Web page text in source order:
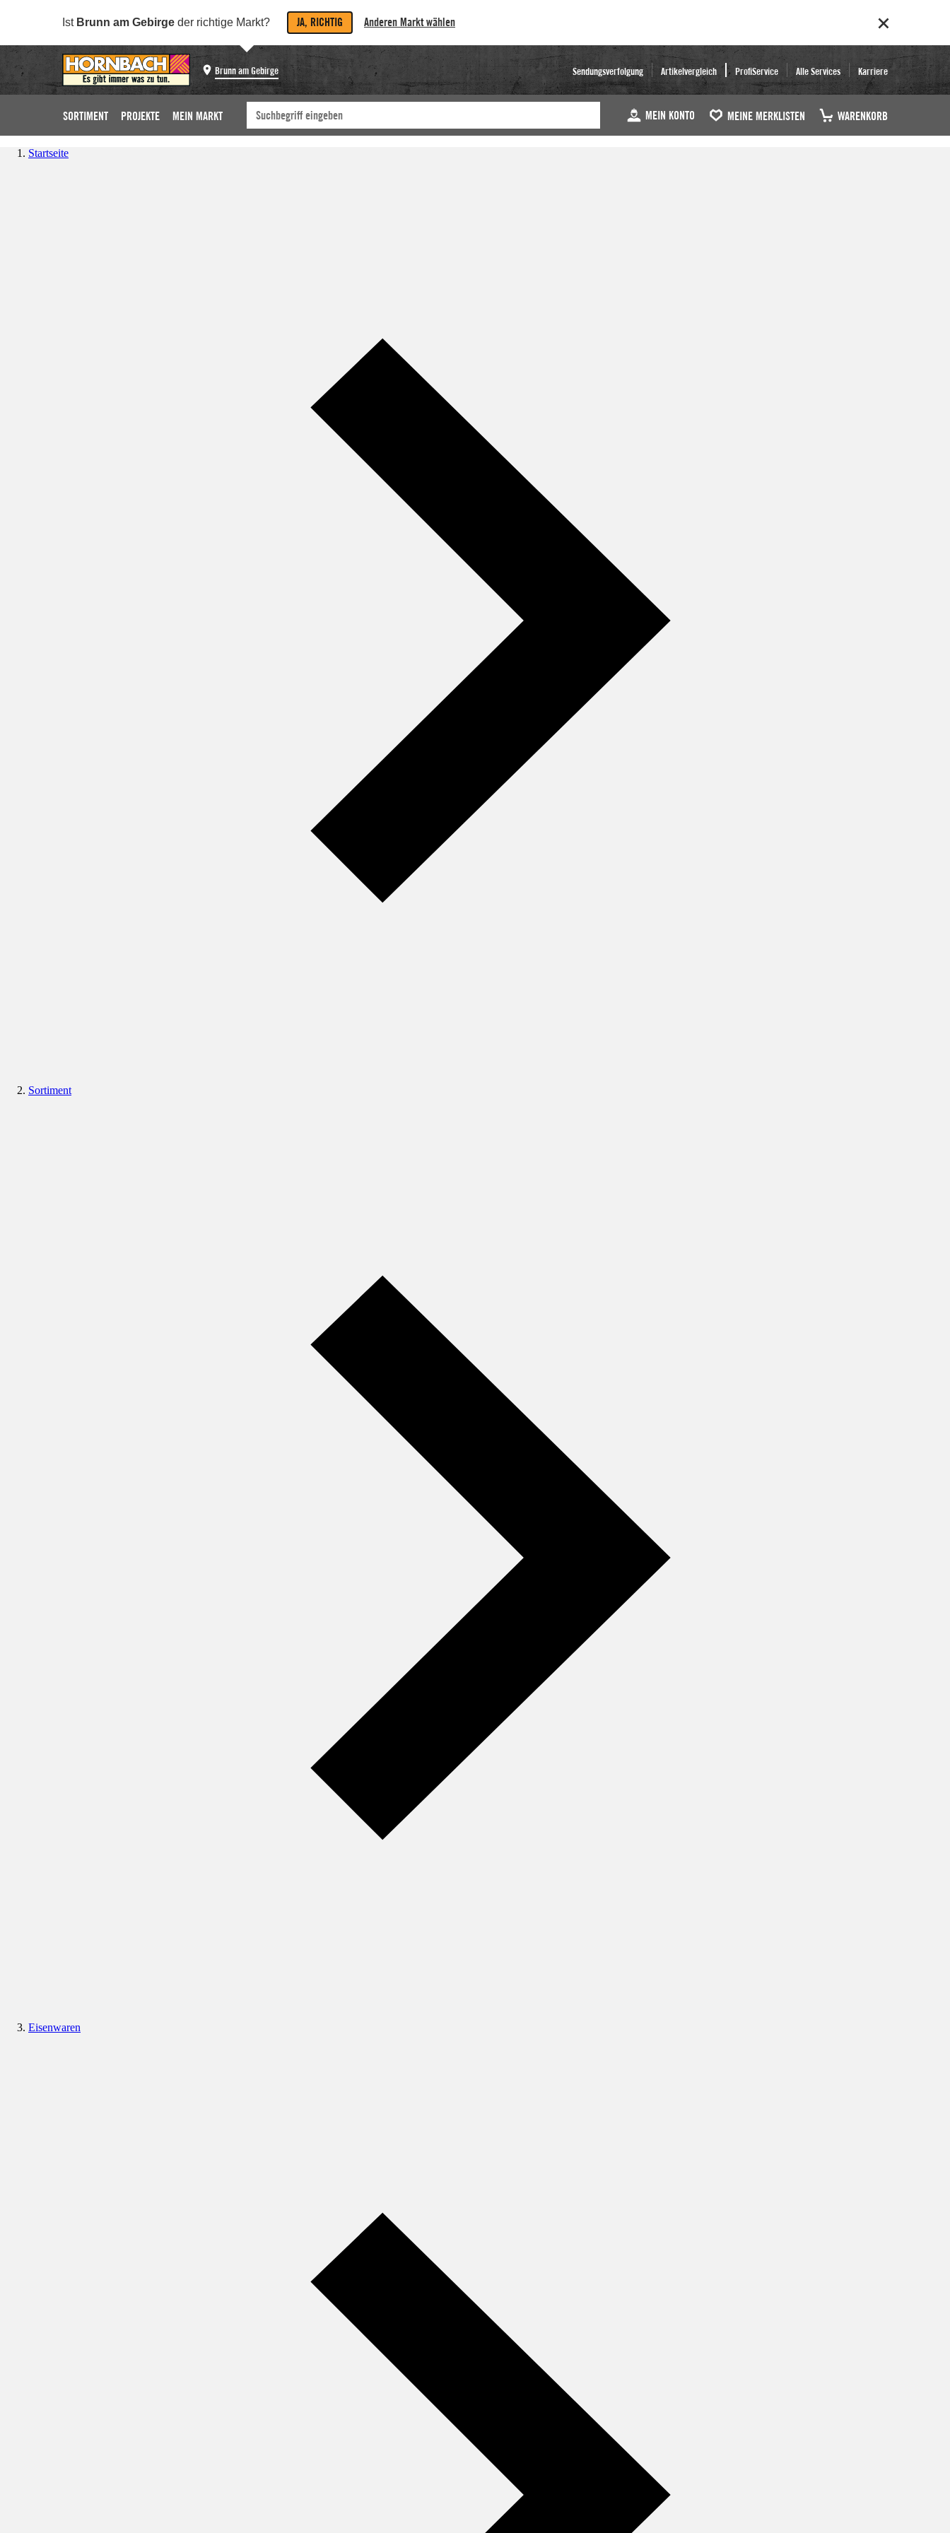
Ist Brunn am Gebirge der richtige Markt? JA, RICHTIG Anderen Markt wählen
Brunn am Gebirge Sendungsverfolgung Artikelvergleich ProfiService Alle Services Karriere
SORTIMENT PROJEKTE MEIN MARKT MEIN KONTO MEINE MERKLISTEN WARENKORB
Startseite
Sortiment
Eisenwaren